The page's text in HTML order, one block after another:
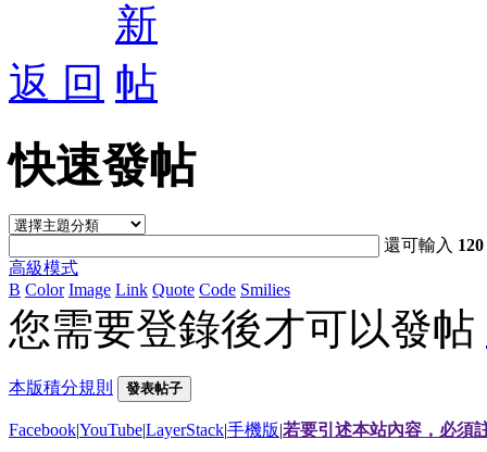
返 回
快速發帖
還可輸入 120
高級模式
B Color Image Link Quote Code Smilies
您需要登錄後才可以發帖
本版積分規則 發表帖子
Facebook|YouTube|LayerStack|手機版|若要引述本站內容，必須